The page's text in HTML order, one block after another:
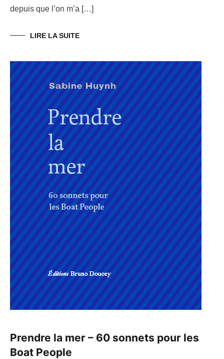
depuis que l’on m’a […]
LIRE LA SUITE
Prendre la mer – 60 sonnets pour les
Boat People